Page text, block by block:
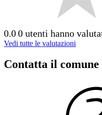
0.00 utenti hanno
Vedi tutte le valutazioni
Contatta il comune